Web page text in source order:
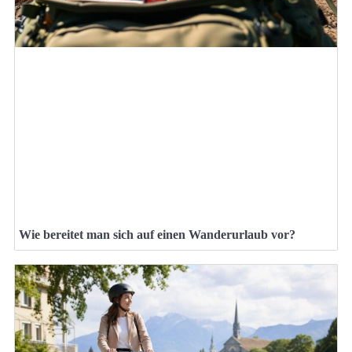
Wie bereitet man sich auf einen Wanderurlaub vor?